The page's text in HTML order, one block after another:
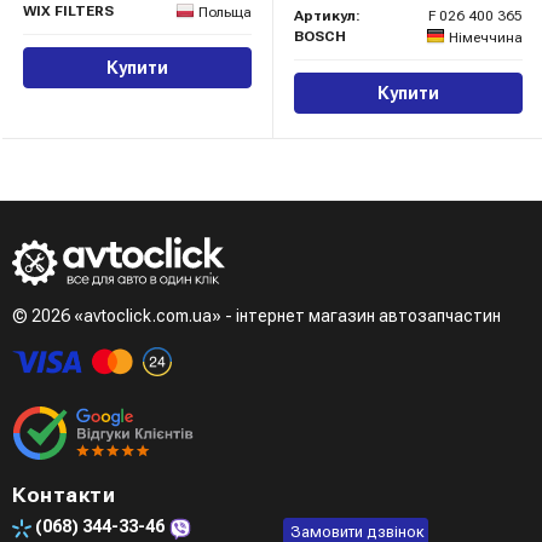
WIX FILTERS
Польща
Купити
Артикул:
F 026 400 365
BOSCH
Німеччина
Купити
© 2026 «avtoclick.com.ua» - інтернет магазин автозапчастин
Контакти
(068) 344-33-46 Замовити дзвінок